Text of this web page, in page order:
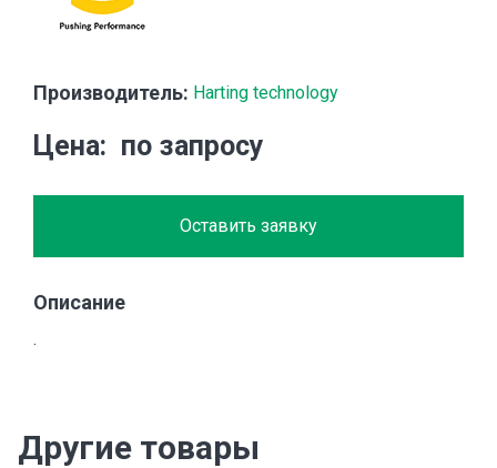
Производитель: Harting technology
Цена по запросу
Оставить заявку
Описание
.
Другие товары